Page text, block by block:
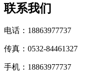
联系我们
电话：18863977737
传真：0532-84461327
手机：18863977737